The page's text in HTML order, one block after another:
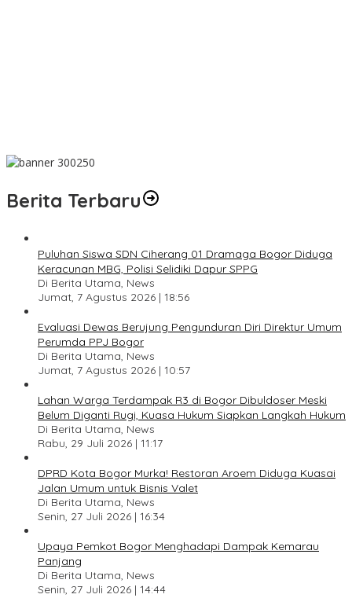
Berita Terbaru
Puluhan Siswa SDN Ciherang 01 Dramaga Bogor Diduga
Keracunan MBG, Polisi Selidiki Dapur SPPG
Di Berita Utama, News
Jumat, 7 Agustus 2026 | 18:56
Evaluasi Dewas Berujung Pengunduran Diri Direktur Umum
Perumda PPJ Bogor
Di Berita Utama, News
Jumat, 7 Agustus 2026 | 10:57
Lahan Warga Terdampak R3 di Bogor Dibuldoser Meski
Belum Diganti Rugi, Kuasa Hukum Siapkan Langkah Hukum
Di Berita Utama, News
Rabu, 29 Juli 2026 | 11:17
DPRD Kota Bogor Murka! Restoran Aroem Diduga Kuasai
Jalan Umum untuk Bisnis Valet
Di Berita Utama, News
Senin, 27 Juli 2026 | 16:34
Upaya Pemkot Bogor Menghadapi Dampak Kemarau
Panjang
Di Berita Utama, News
Senin, 27 Juli 2026 | 14:44